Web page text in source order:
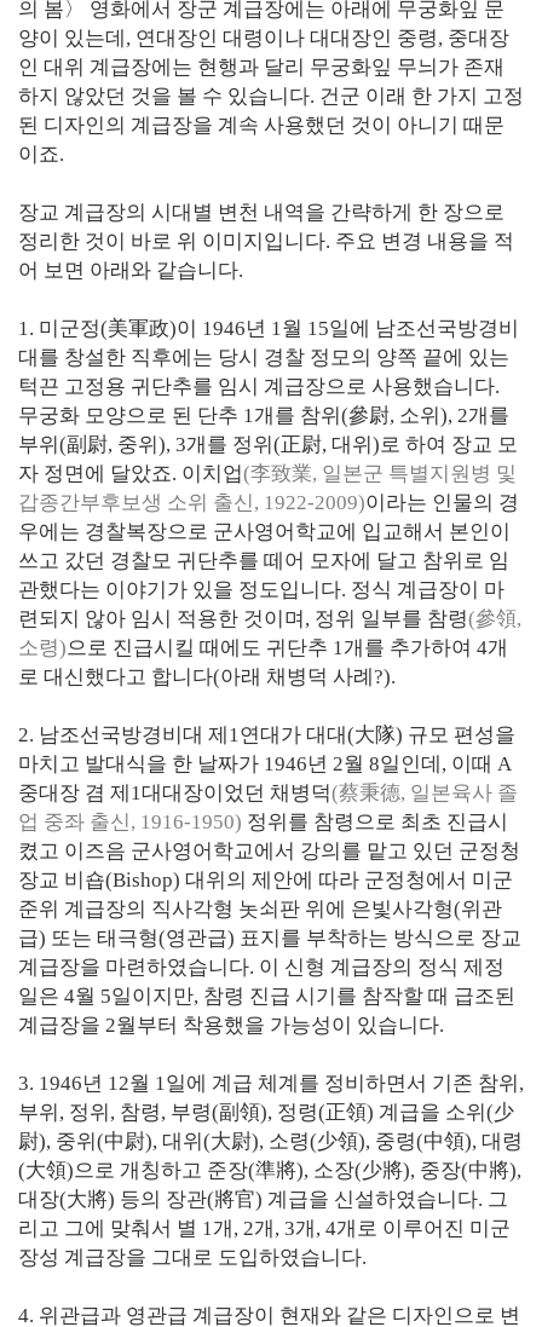
의 봄〉 영화에서 장군 계급장에는 아래에 무궁화잎 문
양이 있는데, 연대장인 대령이나 대대장인 중령, 중대장
인 대위 계급장에는 현행과 달리 무궁화잎 무늬가 존재
하지 않았던 것을 볼 수 있습니다. 건군 이래 한 가지 고정
된 디자인의 계급장을 계속 사용했던 것이 아니기 때문
이죠.
장교 계급장의 시대별 변천 내역을 간략하게 한 장으로
정리한 것이 바로 위 이미지입니다. 주요 변경 내용을 적
어 보면 아래와 같습니다.
1. 미군정(美軍政)이 1946년 1월 15일에 남조선국방경비
대를 창설한 직후에는 당시 경찰 정모의 양쪽 끝에 있는
턱끈 고정용 귀단추를 임시 계급장으로 사용했습니다.
무궁화 모양으로 된 단추 1개를 참위(參尉, 소위), 2개를
부위(副尉, 중위), 3개를 정위(正尉, 대위)로 하여 장교 모
자 정면에 달았죠. 이치업(李致業, 일본군 특별지원병 및
갑종간부후보생 소위 출신, 1922-2009)이라는 인물의 경
우에는 경찰복장으로 군사영어학교에 입교해서 본인이
쓰고 갔던 경찰모 귀단추를 떼어 모자에 달고 참위로 임
관했다는 이야기가 있을 정도입니다. 정식 계급장이 마
련되지 않아 임시 적용한 것이며, 정위 일부를 참령(參領,
소령)으로 진급시킬 때에도 귀단추 1개를 추가하여 4개
로 대신했다고 합니다(아래 채병덕 사례?).
2. 남조선국방경비대 제1연대가 대대(大隊) 규모 편성을
마치고 발대식을 한 날짜가 1946년 2월 8일인데, 이때 A
중대장 겸 제1대대장이었던 채병덕(蔡秉德, 일본육사 졸
업 중좌 출신, 1916-1950) 정위를 참령으로 최초 진급시
켰고 이즈음 군사영어학교에서 강의를 맡고 있던 군정청
장교 비숍(Bishop) 대위의 제안에 따라 군정청에서 미군
준위 계급장의 직사각형 놋쇠판 위에 은빛사각형(위관
급) 또는 태극형(영관급) 표지를 부착하는 방식으로 장교
계급장을 마련하였습니다. 이 신형 계급장의 정식 제정
일은 4월 5일이지만, 참령 진급 시기를 참작할 때 급조된
계급장을 2월부터 착용했을 가능성이 있습니다.
3. 1946년 12월 1일에 계급 체계를 정비하면서 기존 참위,
부위, 정위, 참령, 부령(副領), 정령(正領) 계급을 소위(少
尉), 중위(中尉), 대위(大尉), 소령(少領), 중령(中領), 대령
(大領)으로 개칭하고 준장(準將), 소장(少將), 중장(中將),
대장(大將) 등의 장관(將官) 계급을 신설하였습니다. 그
리고 그에 맞춰서 별 1개, 2개, 3개, 4개로 이루어진 미군
장성 계급장을 그대로 도입하였습니다.
4. 위관급과 영관급 계급장이 현재와 같은 디자인으로 변